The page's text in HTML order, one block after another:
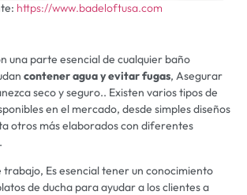
https://www.badeloftusa.com
una parte esencial de cualquier baño
contener agua y evitar fugas, Asegurar
seco y seguro.. Existen varios tipos de
en el mercado, desde simples diseños
otros más elaborados con diferentes
trabajo, Es esencial tener un conocimiento
de ducha para ayudar a los clientes a